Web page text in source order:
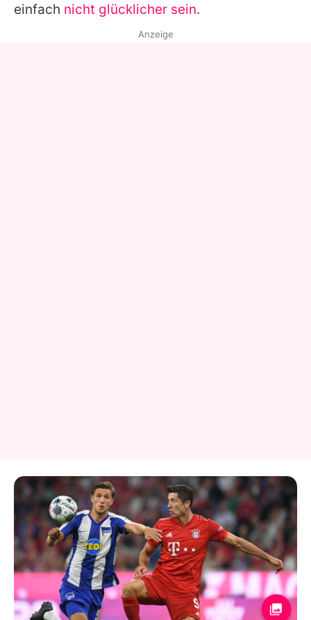
einfach nicht glücklicher sein.
Anzeige